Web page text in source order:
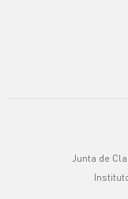
Junta de